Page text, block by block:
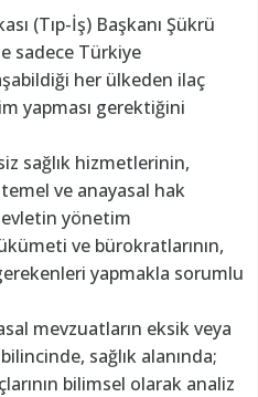
(Tıp-İş) Başkanı Şükrü
sadece Türkiye
her ülkeden ilaç
yapması gerektiğini
sağlık hizmetlerinin,
ve anayasal hak
yönetim
ve bürokratlarının,
yapmakla sorumlu
mevzuatların eksik veya
sağlık alanında;
bilimsel olarak analiz